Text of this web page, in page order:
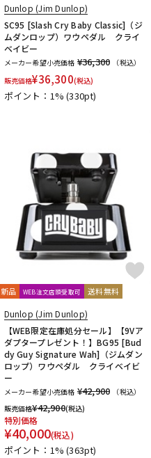
Dunlop (Jim Dunlop)
SC95 [Slash Cry Baby Classic]（ジ
ムダンロップ）ワウペダル クライ
ベイビー
メーカー希望小売価格 ¥36,300
（税込）
販売価格¥36,300(税込)
ポイント：1%(330pt)
新品 WEB注文店頭受取可 送料無料
Dunlop (Jim Dunlop)
【WEB限定在庫処分セール】【9Vア
ダプタープレゼント！】BG95 [Bud
dy Guy Signature Wah]（ジムダン
ロップ）ワウペダル クライベイビ
ー
メーカー希望小売価格 ¥42,900
（税込）
販売価格¥42,900(税込)
特別価格
¥40,000(税込)
ポイント：1%(363pt)